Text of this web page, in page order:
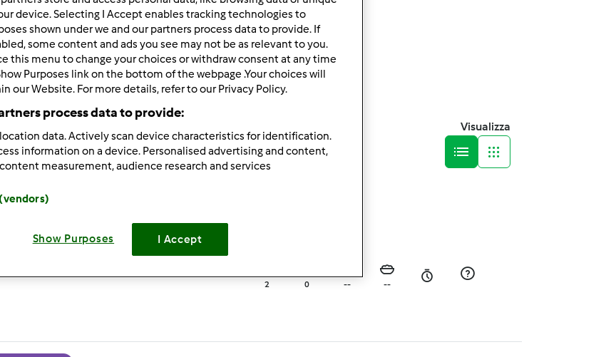
33.462Risultati
I risultati più recenti
Visualizza
2 0 -- --
device. Selecting I Accept enables tracking technologies to
shown under we and our partners process data to provide. If
some content and ads you see may not be as relevant to you.
this menu to change your choices or withdraw consent at any time
Purposes link on the bottom of the webpage .Your choices will
our Website. For more details, refer to our Privacy Policy.
process data to provide:
data. Actively scan device characteristics for identification.
information on a device. Personalised advertising and content,
measurement, audience research and services
Show Purposes I Accept